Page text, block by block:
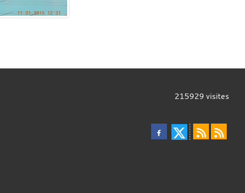
215929 visites